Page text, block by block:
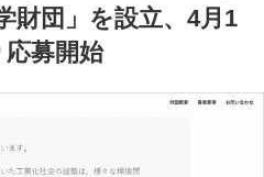
財団」を設立、4月1
応募開始